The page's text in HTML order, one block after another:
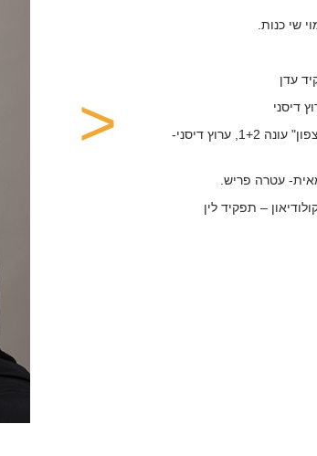
2015-2017(שתי עונות) סדרת הנוער "כוכב הצפון" עונה 1+2, ערוץ דיסני-
<